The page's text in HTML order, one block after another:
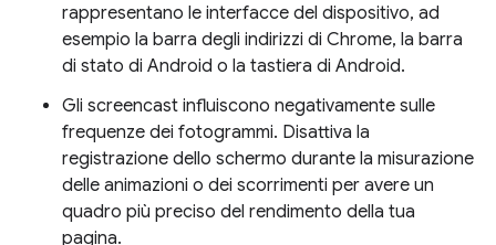
rappresentano le interfacce del dispositivo, ad
esempio la barra degli indirizzi di Chrome, la barra
di stato di Android o la tastiera di Android.
Gli screencast influiscono negativamente sulle
frequenze dei fotogrammi. Disattiva la
registrazione dello schermo durante la misurazione
delle animazioni o dei scorrimenti per avere un
quadro più preciso del rendimento della tua
pagina.